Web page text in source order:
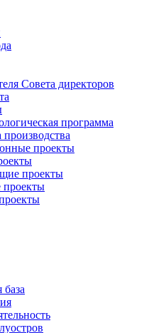
Совета директоров
программа
производства
проекты
проекты
проекты